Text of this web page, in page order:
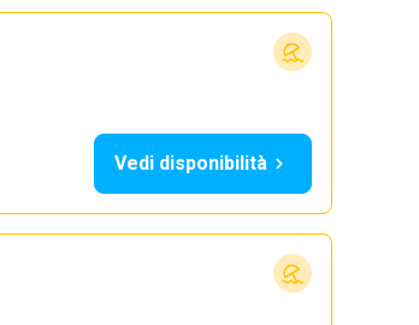
Vedi disponibilità